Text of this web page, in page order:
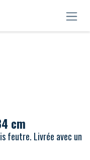
cm
feutre. Livrée avec un